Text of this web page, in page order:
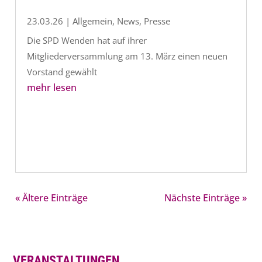
23.03.26 |Allgemein, News, Presse
Die SPD Wenden hat auf ihrer
Mitgliederversammlung am 13. März einen neuen
Vorstand gewählt
mehr lesen
« Ältere Einträge Nächste Einträge »